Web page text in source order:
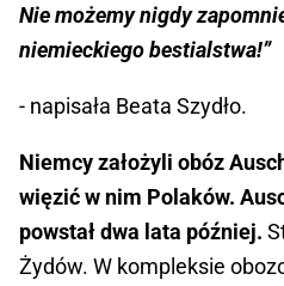
Nie możemy nigdy
niemieckiego bestialstwa!”
- napisała Beata Szydło.
Niemcy założyli obóz
więzić w nim Polaków.
powstał dwa lata później.
Żydów. W kompleksie